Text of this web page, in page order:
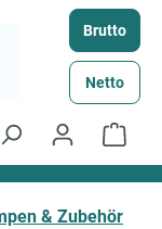
Brutto
Netto
& Zubehör